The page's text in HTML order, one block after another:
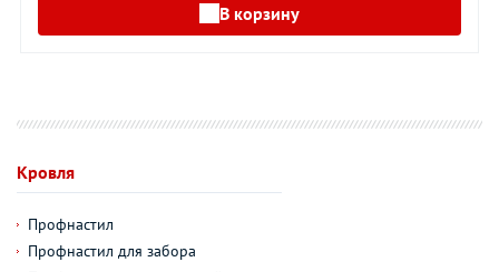
В корзину
Кровля
Профнастил
Профнастил для забора